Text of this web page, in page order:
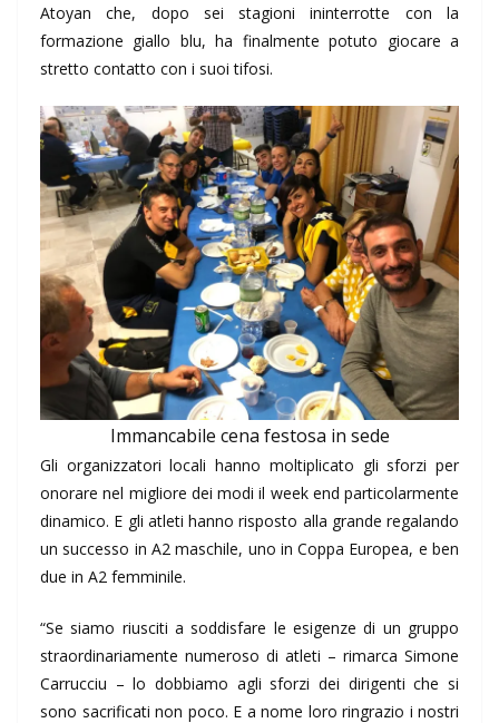
Atoyan che, dopo sei stagioni ininterrotte con la
formazione giallo blu, ha finalmente potuto giocare a
stretto contatto con i suoi tifosi.
Immancabile cena festosa in sede
Gli organizzatori locali hanno moltiplicato gli sforzi per
onorare nel migliore dei modi il week end particolarmente
dinamico. E gli atleti hanno risposto alla grande regalando
un successo in A2 maschile, uno in Coppa Europea, e ben
due in A2 femminile.
“Se siamo riusciti a soddisfare le esigenze di un gruppo
straordinariamente numeroso di atleti – rimarca Simone
Carrucciu – lo dobbiamo agli sforzi dei dirigenti che si
sono sacrificati non poco. E a nome loro ringrazio i nostri